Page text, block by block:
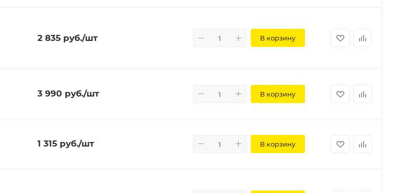
2 835руб./шт В корзину
3 990 руб./шт В корзину
1 315руб./шт В корзину